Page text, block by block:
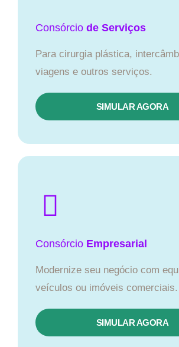
Consórcio de Serviços
Para cirurgia plástica,
viagens e outros serviços.
SIMULAR AGORA
Consórcio Empresarial
Modernize seu negócio com
veículos ou imóveis comerciais.
SIMULAR AGORA